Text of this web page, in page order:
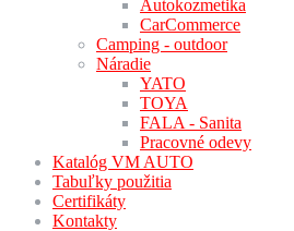
Autokozmetika
CarCommerce
Camping - outdoor
Náradie
YATO
TOYA
FALA - Sanita
Pracovné odevy
Katalóg VM AUTO
Tabuľky použitia
Certifikáty
Kontakty